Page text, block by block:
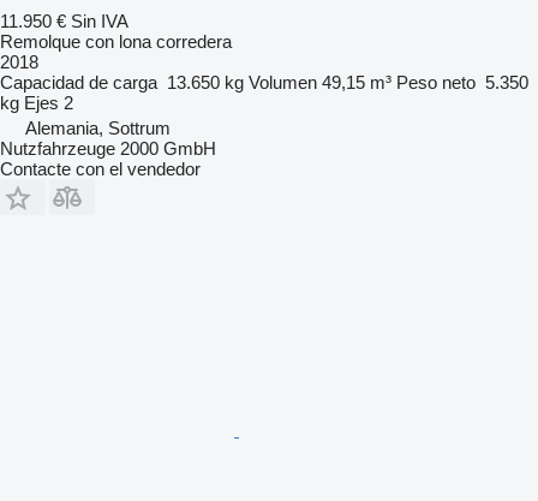
11.950 € Sin IVA
Remolque con lona corredera
2018
Capacidad de carga 13.650 kg Volumen 49,15 m³ Peso neto 5.350
kg Ejes 2
Alemania, Sottrum
Nutzfahrzeuge 2000 GmbH
Contacte con el vendedor